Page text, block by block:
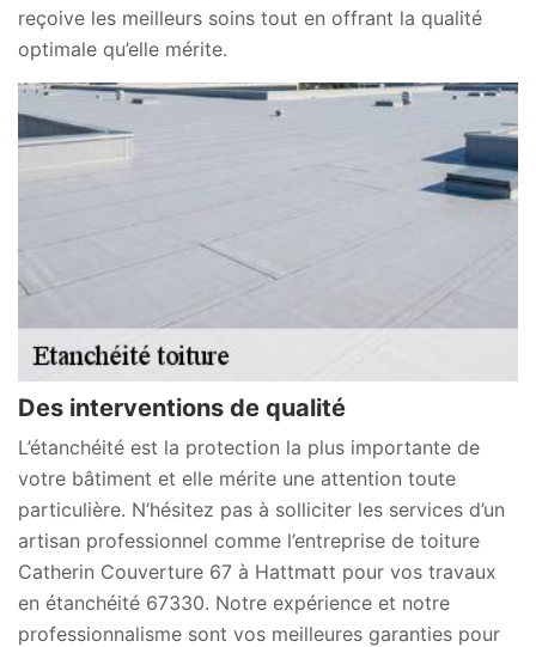
reçoive les meilleurs soins tout en offrant la qualité
optimale qu’elle mérite.
Des interventions de qualité
L’étanchéité est la protection la plus importante de
votre bâtiment et elle mérite une attention toute
particulière. N’hésitez pas à solliciter les services d’un
artisan professionnel comme l’entreprise de toiture
Catherin Couverture 67 à Hattmatt pour vos travaux
en étanchéité 67330. Notre expérience et notre
professionnalisme sont vos meilleures garanties pour